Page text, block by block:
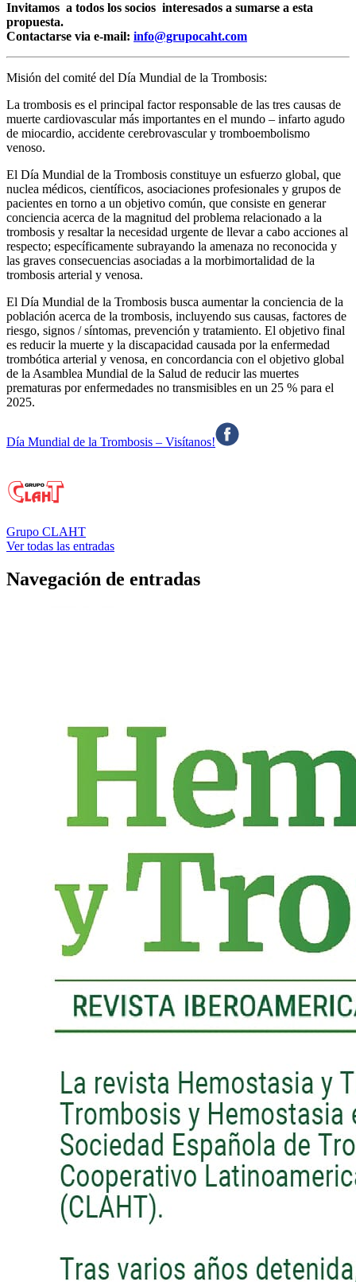
Invitamos a todos los socios interesados a sumarse a esta
propuesta.
Contactarse via e-mail: info@grupocaht.com
Misión del comité del Día Mundial de la Trombosis:
La trombosis es el principal factor responsable de las tres causas de
muerte cardiovascular más importantes en el mundo – infarto agudo
de miocardio, accidente cerebrovascular y tromboembolismo
venoso.
El Día Mundial de la Trombosis constituye un esfuerzo global, que
nuclea médicos, científicos, asociaciones profesionales y grupos de
pacientes en torno a un objetivo común, que consiste en generar
conciencia acerca de la magnitud del problema relacionado a la
trombosis y resaltar la necesidad urgente de llevar a cabo acciones al
respecto; específicamente subrayando la amenaza no reconocida y
las graves consecuencias asociadas a la morbimortalidad de la
trombosis arterial y venosa.
El Día Mundial de la Trombosis busca aumentar la conciencia de la
población acerca de la trombosis, incluyendo sus causas, factores de
riesgo, signos / síntomas, prevención y tratamiento. El objetivo final
es reducir la muerte y la discapacidad causada por la enfermedad
trombótica arterial y venosa, en concordancia con el objetivo global
de la Asamblea Mundial de la Salud de reducir las muertes
prematuras por enfermedades no transmisibles en un 25 % para el
2025.
Día Mundial de la Trombosis – Visítanos!
Grupo CLAHT
Ver todas las entradas
Navegación de entradas